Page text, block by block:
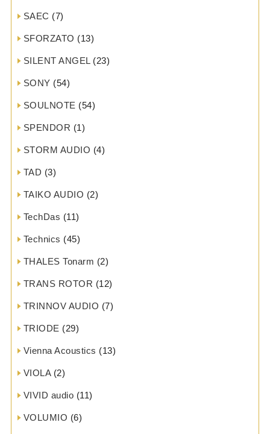
SAEC (7)
SFORZATO (13)
SILENT ANGEL(23)
SONY (54)
SOULNOTE (54)
SPENDOR (1)
STORM AUDIO (4)
TAD (3)
TAIKO AUDIO (2)
TechDas (11)
Technics (45)
THALES Tonarm (2)
TRANS ROTOR (12)
TRINNOV AUDIO (7)
TRIODE (29)
Vienna Acoustics (13)
VIOLA(2)
VIVID audio (11)
VOLUMIO (6)